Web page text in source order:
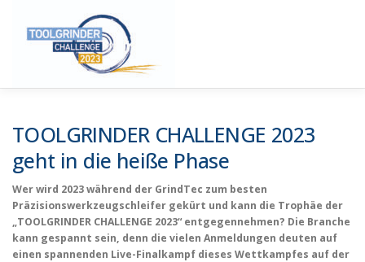
springen
PRESSE
TOOLGRINDER CHALLENGE 2023
geht in die heiße Phase
Wer wird 2023 während der GrindTec zum besten
Präzisionswerkzeugschleifer gekürt und kann die Trophäe der
„TOOLGRINDER CHALLENGE 2023“ entgegennehmen? Die Branche
kann gespannt sein, denn die vielen Anmeldungen deuten auf
einen spannenden Live-Finalkampf dieses Wettkampfes auf der